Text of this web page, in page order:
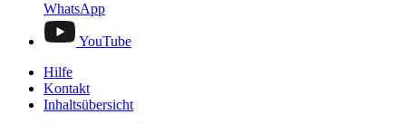
WhatsApp
YouTube
Hilfe
Kontakt
Inhaltsübersicht